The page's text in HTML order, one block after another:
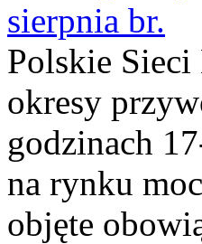
sierpnia br.
Polskie Sieci
okresy
godzinach
na rynku
objęte